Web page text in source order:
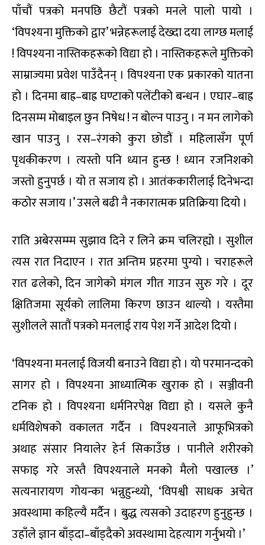
पाँचौं पत्रको मनपछि छैटौं पत्रको मनले पालो पायो ।
‘विपश्यना मुक्तिको द्वार’ भन्नेहरूलाई देख्दा दया लाग्छ मलाई
! विपश्यना नास्तिकहरूको विद्या हो । नास्तिकहरूले मुक्तिको
साम्राज्यमा प्रवेश पाउँदैनन् । विपश्यना एक प्रकारको यातना
हो । दिनमा बाह्र–बाह्र घण्टाको पलेंटीको बन्धन । एघार–बाह्र
दिनसम्म मोबाइल छुन निषेध ! न बोल्न पाउनु । न मन लागेको
खान पाउनु । रस–रंगको कुरा छोडौं । महिलासँग पूर्ण
पृथकीकरण । त्यस्तो पनि ध्यान हुन्छ ! ध्यान रजनिशको
जस्तो हुनुपर्छ । यो त सजाय हो । आतंककारीलाई दिनेभन्दा
कठोर सजाय ।’ उसले बढी नै नकारात्मक प्रतिक्रिया दियो ।
राति अबेरसम्म्म सुझाव दिने र लिने क्रम चलिरह्यो । सुशील
त्यस रात निदाएन । रात अन्तिम प्रहरमा पुग्यो । चराहरूले
रात ढलेको, दिन जागेको मंगल गीत गाउन सुरु गरे । दूर
क्षितिजमा सूर्यको लालिमा किरण छाउन थाल्यो । यस्तैमा
सुशीलले सातौं पत्रको मनलाई राय पेश गर्ने आदेश दियो ।
‘विपश्यना मनलाई विजयी बनाउने विद्या हो । यो परमानन्दको
सागर हो । विपश्यना आध्यात्मिक खुराक हो । सञ्जीवनी
टनिक हो । विपश्यना धर्मनिरपेक्ष विद्या हो । यसले कुनै
धर्मविशेषको वकालत गर्दैन । विपश्यनाले आफूभित्रको
अथाह संसार नियालेर हेर्न सिकाउँछ । पानीले शरीरको
सफाइ गरे जस्तै विपश्यनाले मनको मैलो पखाल्छ ।’
सत्यनारायण गोयन्का भन्नुहुन्थ्यो, ‘विपश्वी साधक अचेत
अवस्थामा कहिल्यै मर्दैन । बुद्ध त्यसको उदाहरण हुनुहुन्छ ।
उहाँले ज्ञान बाँड्दा–बाँड्दैको अवस्थामा देहत्याग गर्नुभयो ।’